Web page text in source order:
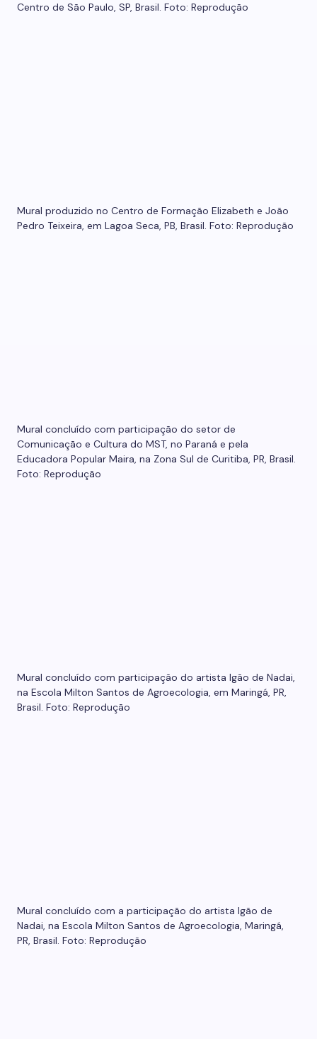
Centro de São Paulo, SP, Brasil. Foto: Reprodução
Mural produzido no Centro de Formação Elizabeth e João
Pedro Teixeira, em Lagoa Seca, PB, Brasil. Foto: Reprodução
Mural concluído com participação do setor de
Comunicação e Cultura do MST, no Paraná e pela
Educadora Popular Maira, na Zona Sul de Curitiba, PR, Brasil.
Foto: Reprodução
Mural concluído com participação do artista Igão de Nadai,
na Escola Milton Santos de Agroecologia, em Maringá, PR,
Brasil. Foto: Reprodução
Mural concluído com a participação do artista Igão de
Nadai, na Escola Milton Santos de Agroecologia, Maringá,
PR, Brasil. Foto: Reprodução